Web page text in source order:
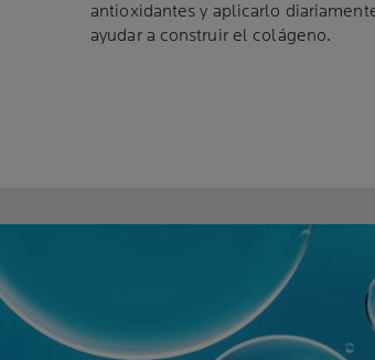
antioxidantes y aplicarlo
ayudar a construir el colágeno.